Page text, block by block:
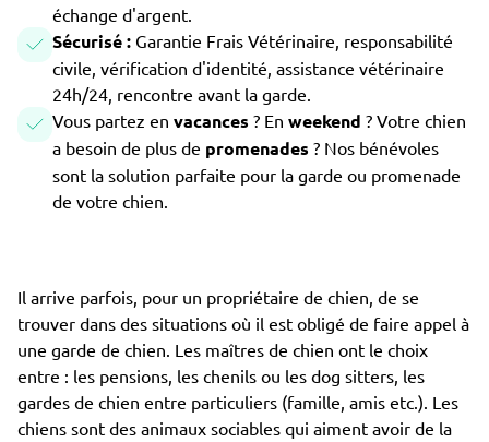
échange d'argent.
Sécurisé : Garantie Frais Vétérinaire, responsabilité
civile, vérification d'identité, assistance vétérinaire
24h/24, rencontre avant la garde.
Vous partez en vacances ? En weekend ? Votre chien
a besoin de plus de promenades ? Nos bénévoles
sont la solution parfaite pour la garde ou promenade
de votre chien.
Il arrive parfois, pour un propriétaire de chien, de se
trouver dans des situations où il est obligé de faire appel à
une garde de chien. Les maîtres de chien ont le choix
entre : les pensions, les chenils ou les dog sitters, les
gardes de chien entre particuliers (famille, amis etc.). Les
chiens sont des animaux sociables qui aiment avoir de la